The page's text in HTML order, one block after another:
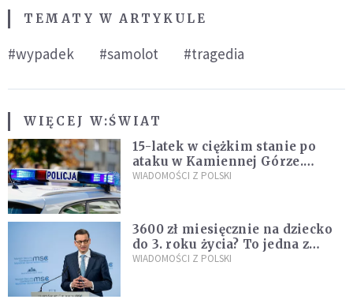
TEMATY W ARTYKULE
#wypadek #samolot #tragedia
WIĘCEJ W:ŚWIAT
15-latek w ciężkim stanie po
ataku w Kamiennej Górze.
Policja zatrzymała dwóch
WIADOMOŚCI Z POLSKI
3600 zł miesięcznie na dziecko
do 3. roku życia? To jedna z
propozycji programu "Rozwój
WIADOMOŚCI Z POLSKI